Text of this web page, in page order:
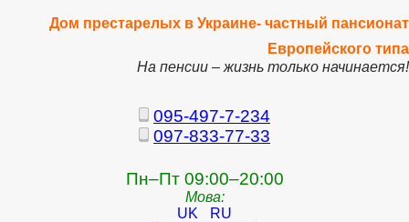
Дом престарелых в Украине- частный пансионат
Европейского типа
На пенсии – жизнь только начинается!
095-497-7-234
097-833-77-33
Пн–Пт 09:00–20:00
Мова:
UK
RU